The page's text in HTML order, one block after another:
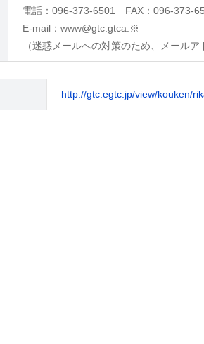
電話：096-373-6501 FAX：096-373-
E-mail：www@gtc.gtca.※
（迷惑メールへの対策のため、メール
http://gtc.egtc.jp/view/kouken/